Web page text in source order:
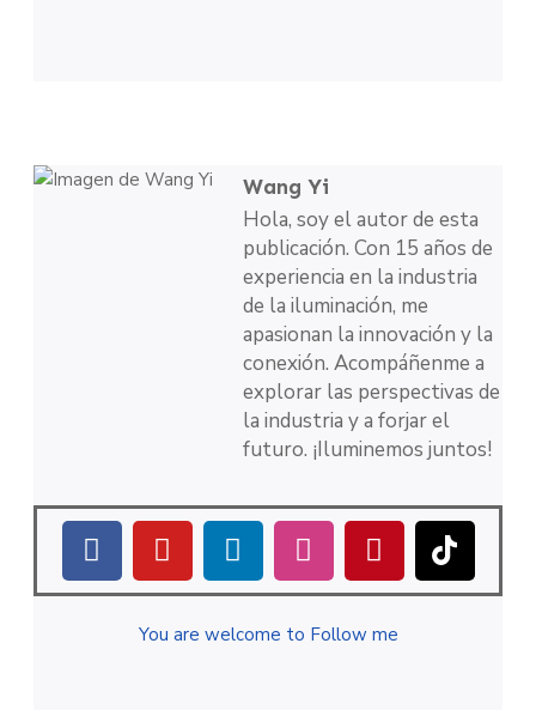
Wang Yi
Hola, soy el autor de esta
publicación. Con 15 años de
experiencia en la industria
de la iluminación, me
apasionan la innovación y la
conexión. Acompáñenme a
explorar las perspectivas de
la industria y a forjar el
futuro. ¡Iluminemos juntos!
You are welcome to Follow me